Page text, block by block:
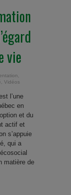
vie
Vidéos
l’une
en
et du
actif et
s’appuie
qui a
matière de